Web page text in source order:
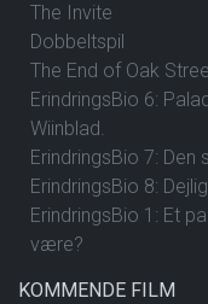
The Invite
Dobbeltspil
The End of Oak
ErindringsBio 6:
Wiinblad.
ErindringsBio 7: Den
ErindringsBio 8:
ErindringsBio 1: Et
være?
KOMMENDE FILM